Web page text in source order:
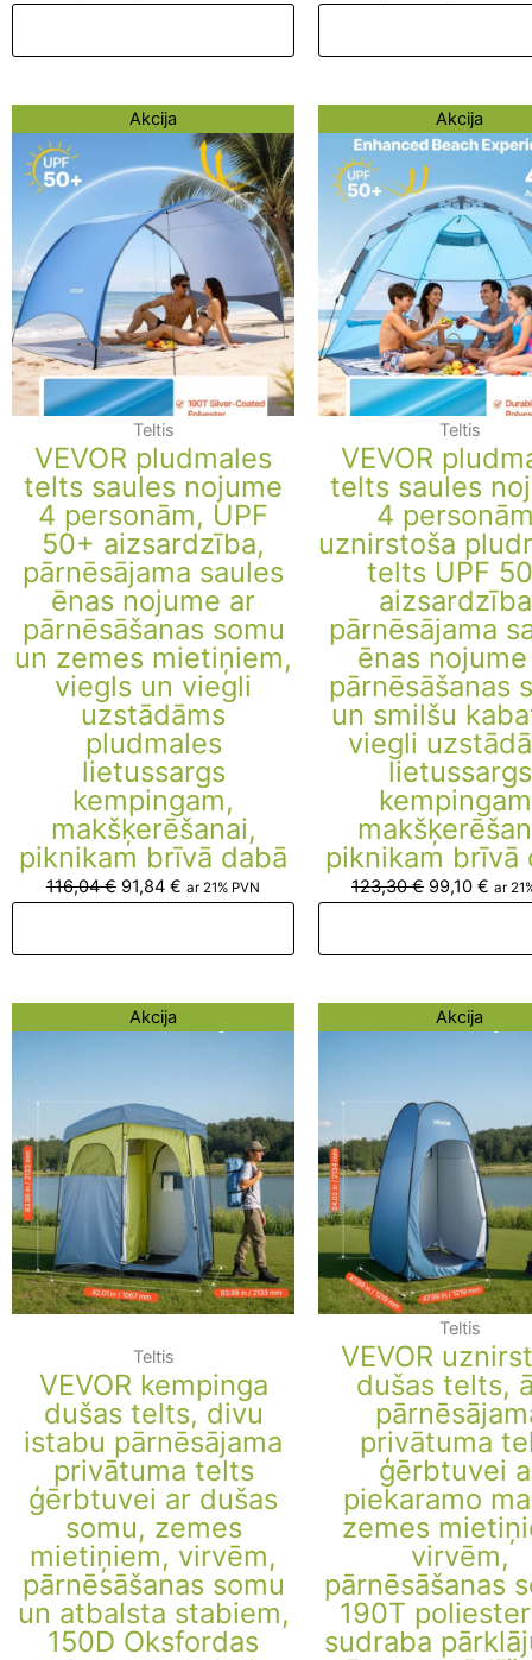
Akcija
Teltis
VEVOR pludmales
telts saules nojume
4 personām, UPF
50+ aizsardzība,
pārnēsājama saules
ēnas nojume ar
pārnēsāšanas somu
un zemes mietiņiem,
viegls un viegli
uzstādāms
pludmales
lietussargs
kempingam,
makšķerēšanai,
piknikam brīvā dabā
116,04€
Original
was:
116,04 €.
91,84 €
price
is:
91,84 €.
ar 21% PVN
Akcija
Teltis
VEVOR
telts saules
4
uznirstoša
telts UPF
pārnēsājama
ēnas
pārnēsāšanas
un smilšu
viegli
lietussargs
piknikam brīvā
123,30€
Original
price
was:
123,30 €.
99,10 €
price
ar
Akcija
Teltis
VEVOR kempinga
dušas telts, divu
istabu pārnēsājama
privātuma telts
ģērbtuvei ar dušas
somu, zemes
mietiņiem, virvēm,
pārnēsāšanas somu
un atbalsta stabiem,
150D Oksfordas
Original
186,22 €.
Akcija
Teltis
VEVOR
dušas telts,
privātuma
ģērbtuvei
piekaramo
zemes
virvēm,
pārnēsāšanas
190T
sudraba
Original
105,15 €.